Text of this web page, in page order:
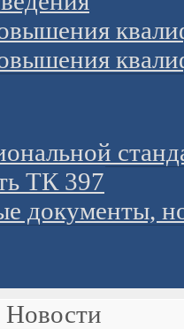
ТК 397
документы,
Новости